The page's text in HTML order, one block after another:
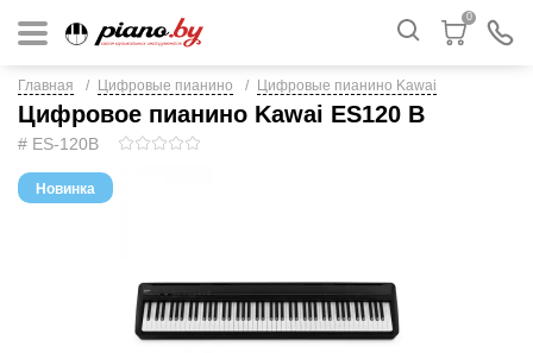
0
Главная Цифровые пианино Цифровые пианино Kawai
Цифровое пианино Kawai ES120 B
# ES-120B
Новинка